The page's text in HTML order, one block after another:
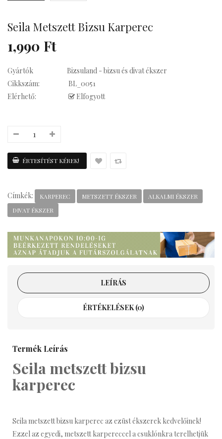
Seila Metszett Bizsu Karperec
1,990 Ft
Gyártók
Bizsuland - bizsu és divat ékszer
Cikkszám:
BL_0051
Elérhető:
Elfogyott
Címkék: KARPEREC METSZETT ÉKSZER
ALKALMI ÉKSZER
DIVAT ÉKSZER
LEÍRÁS
ÉRTÉKELÉSEK (0)
Termék Leírás
Seila metszett bizsu
karperec
Seila metszett bizsu karperec az ezüst ékszerek kedvelőinek!
Ezzel az egyedi, metszett karpereccel a csuklónkra terelhetjük